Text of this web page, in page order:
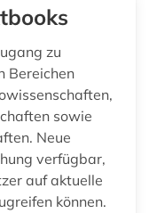
(1)
zu
Bereichen
sowie
Neue
verfügbar,
auf aktuelle
können.